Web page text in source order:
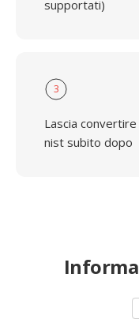
supportati)
3
Lascia
nist subito dopo